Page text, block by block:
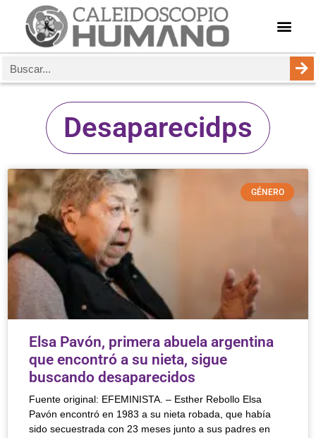
Desaparecidps
GÉNERO
Elsa Pavón, primera abuela argentina
que encontró a su nieta, sigue
buscando desaparecidos
Fuente original: EFEMINISTA. – Esther Rebollo Elsa
Pavón encontró en 1983 a su nieta robada, que había
sido secuestrada con 23 meses junto a sus padres en